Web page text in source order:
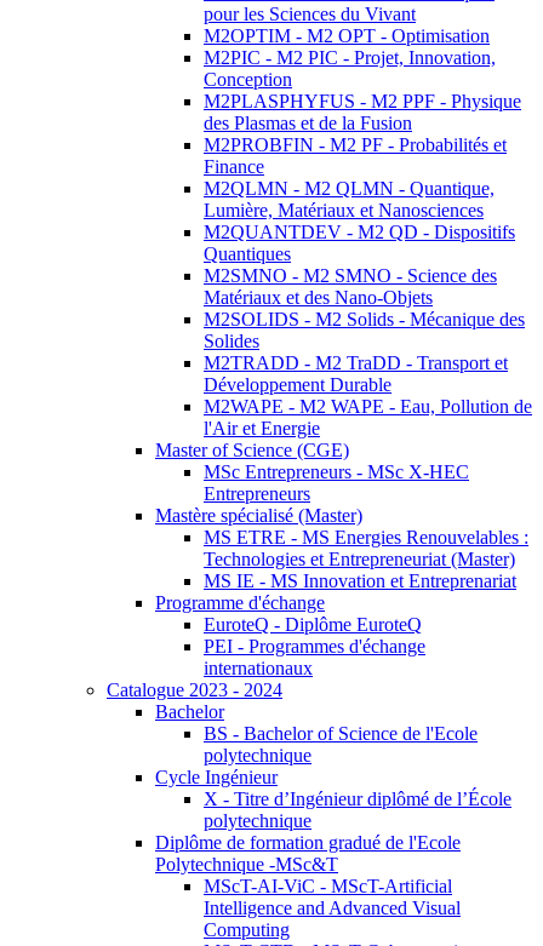
pour les Sciences du Vivant
M2OPTIM - M2 OPT - Optimisation
M2PIC - M2 PIC - Projet, Innovation,
Conception
M2PLASPHYFUS - M2 PPF - Physique
des Plasmas et de la Fusion
M2PROBFIN - M2 PF - Probabilités et
Finance
M2QLMN - M2 QLMN - Quantique,
Lumière, Matériaux et Nanosciences
M2QUANTDEV - M2 QD - Dispositifs
Quantiques
M2SMNO - M2 SMNO - Science des
Matériaux et des Nano-Objets
M2SOLIDS - M2 Solids - Mécanique des
Solides
M2TRADD - M2 TraDD - Transport et
Développement Durable
M2WAPE - M2 WAPE - Eau, Pollution de
l'Air et Energie
Master of Science (CGE)
MSc Entrepreneurs - MSc X-HEC
Entrepreneurs
Mastère spécialisé (Master)
MS ETRE - MS Energies Renouvelables :
Technologies et Entrepreneuriat (Master)
MS IE - MS Innovation et Entreprenariat
Programme d'échange
EuroteQ - Diplôme EuroteQ
PEI - Programmes d'échange
internationaux
Catalogue 2023 - 2024
Bachelor
BS - Bachelor of Science de l'Ecole
polytechnique
Cycle Ingénieur
X - Titre d’Ingénieur diplômé de l’École
polytechnique
Diplôme de formation gradué de l'Ecole
Polytechnique -MSc&T
MScT-AI-ViC - MScT-Artificial
Intelligence and Advanced Visual
Computing